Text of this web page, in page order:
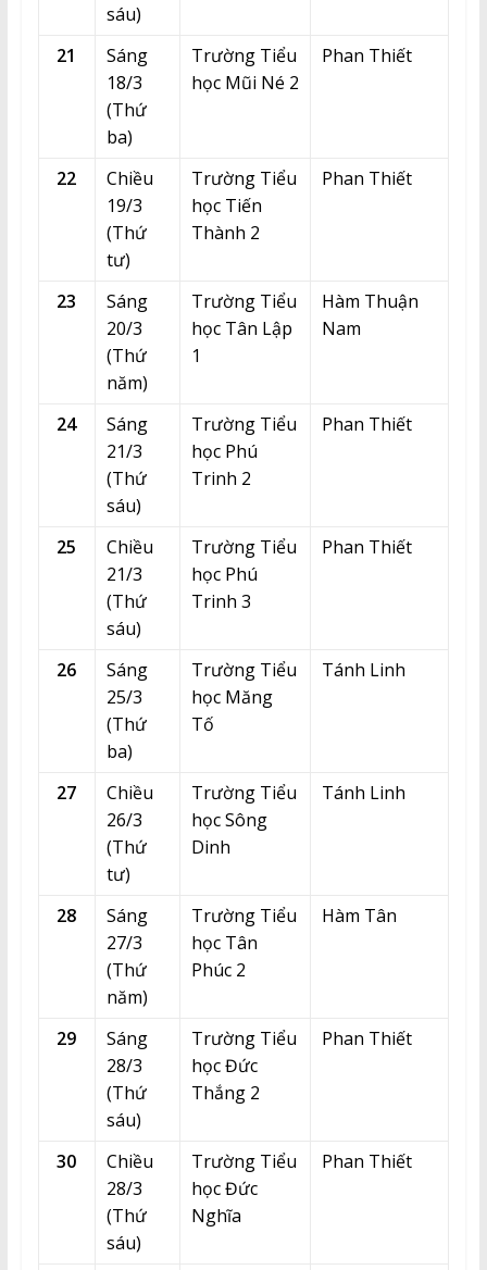
sáu)
21
Sáng
18/3
(Thứ
ba)
Trường Tiểu
học Mũi Né 2
Phan Thiết
22
Chiều
19/3
(Thứ
tư)
Trường Tiểu
học Tiến
Thành 2
Phan Thiết
23
Sáng
20/3
(Thứ
năm)
Trường Tiểu
học Tân Lập
1
Hàm Thuận
Nam
24
Sáng
21/3
(Thứ
sáu)
Trường Tiểu
học Phú
Trinh 2
Phan Thiết
25
Chiều
21/3
(Thứ
sáu)
Trường Tiểu
học Phú
Trinh 3
Phan Thiết
26
Sáng
25/3
(Thứ
ba)
Trường Tiểu
học Măng
Tố
Tánh Linh
27
Chiều
26/3
(Thứ
tư)
Trường Tiểu
học Sông
Dinh
Tánh Linh
28
Sáng
27/3
(Thứ
năm)
Trường Tiểu
học Tân
Phúc 2
Hàm Tân
29
Sáng
28/3
(Thứ
sáu)
Trường Tiểu
học Đức
Thắng 2
Phan Thiết
30
Chiều
28/3
(Thứ
sáu)
Trường Tiểu
học Đức
Nghĩa
Phan Thiết